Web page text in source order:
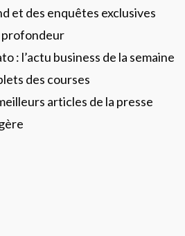
et des enquêtes exclusives
profondeur
: l’actu business de la semaine
des courses
articles de la presse